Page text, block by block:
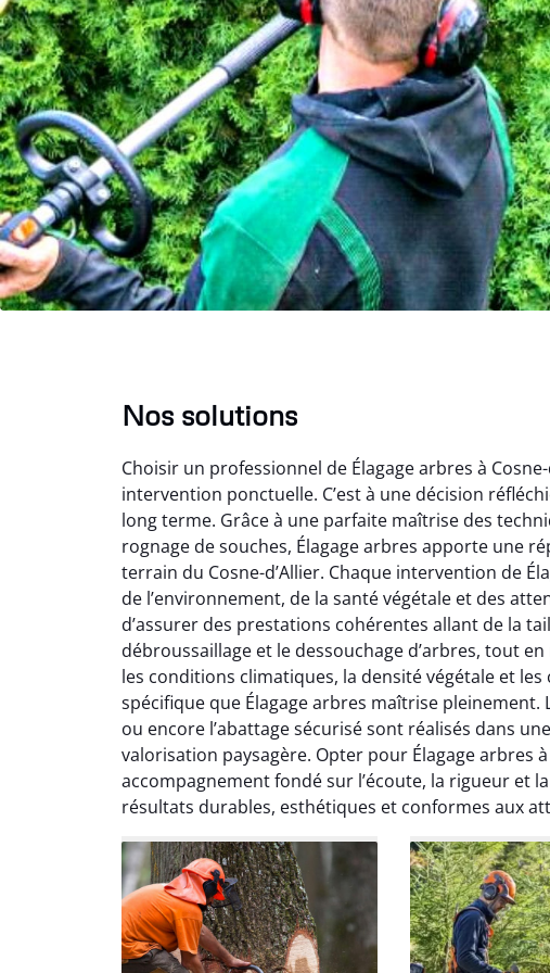
Nos solutions
Choisir un professionnel de Élagage arbres à
intervention ponctuelle. C’est à une décision
long terme. Grâce à une parfaite maîtrise des
rognage de souches, Élagage arbres apporte une
terrain du Cosne-d’Allier. Chaque intervention de
de l’environnement, de la santé végétale et des
d’assurer des prestations cohérentes allant de la
débroussaillage et le dessouchage d’arbres, tout
les conditions climatiques, la densité végétale et
spécifique que Élagage arbres maîtrise
ou encore l’abattage sécurisé sont réalisés dans
valorisation paysagère. Opter pour Élagage arbres à
accompagnement fondé sur l’écoute, la rigueur et
résultats durables, esthétiques et conformes aux
Soraya
07 février
Service
début à la fin.
été parfaitement
et le
intervention est
Je